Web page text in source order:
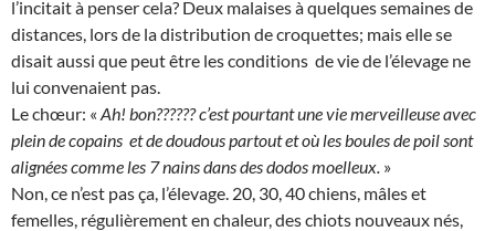
l’incitait à penser cela? Deux malaises à quelques semaines de
distances, lors de la distribution de croquettes; mais elle se
disait aussi que peut être les conditions de vie de l’élevage ne
lui convenaient pas.
Le chœur: « Ah! bon?????? c’est pourtant une vie merveilleuse avec
plein de copains et de doudous partout et où les boules de poil sont
alignées comme les 7 nains dans des dodos moelleux. »
Non, ce n’est pas ça, l’élevage. 20, 30, 40 chiens, mâles et
femelles, régulièrement en chaleur, des chiots nouveaux nés,